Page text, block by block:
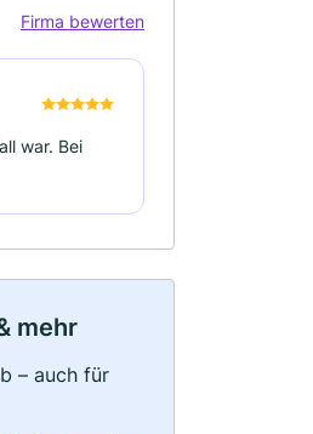
Firma bewerten
war. Bei
mehr
– auch für